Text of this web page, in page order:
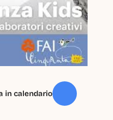
in calendario